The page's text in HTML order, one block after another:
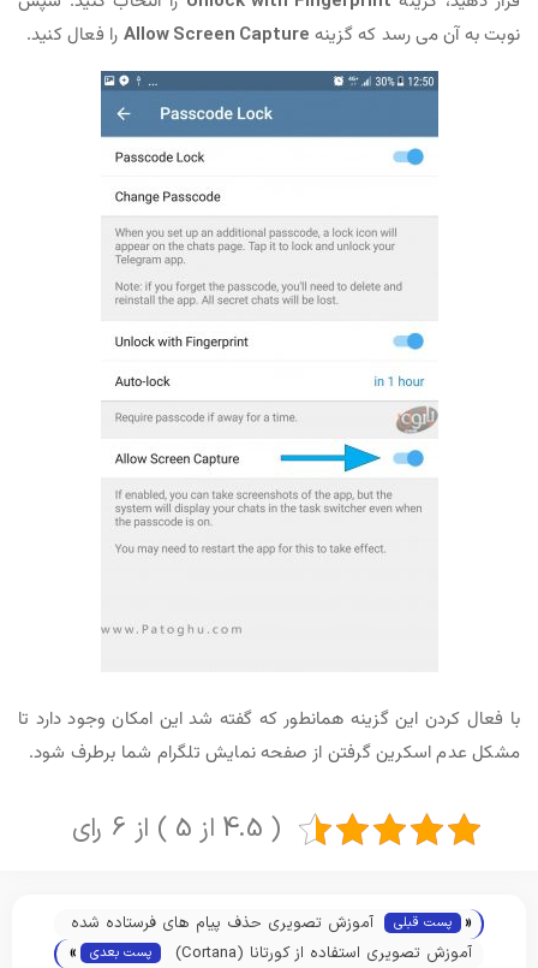
نوبت به آن می رسد که گزینه Allow Screen Capture را فعال کنید.
با فعال کردن این گزینه همانطور که گفته شد این امکان وجود دارد تا
مشکل عدم اسکرین گرفتن از صفحه نمایش تلگرام شما برطرف شود.
( 4.5 از 5 ) از 6 رای
« پست قبلی
آموزش تصویری حذف پیام های فرستاده شده
در واتس اپ
آموزش تصویری استفاده از کورتانا (Cortana)
پست بعدی »